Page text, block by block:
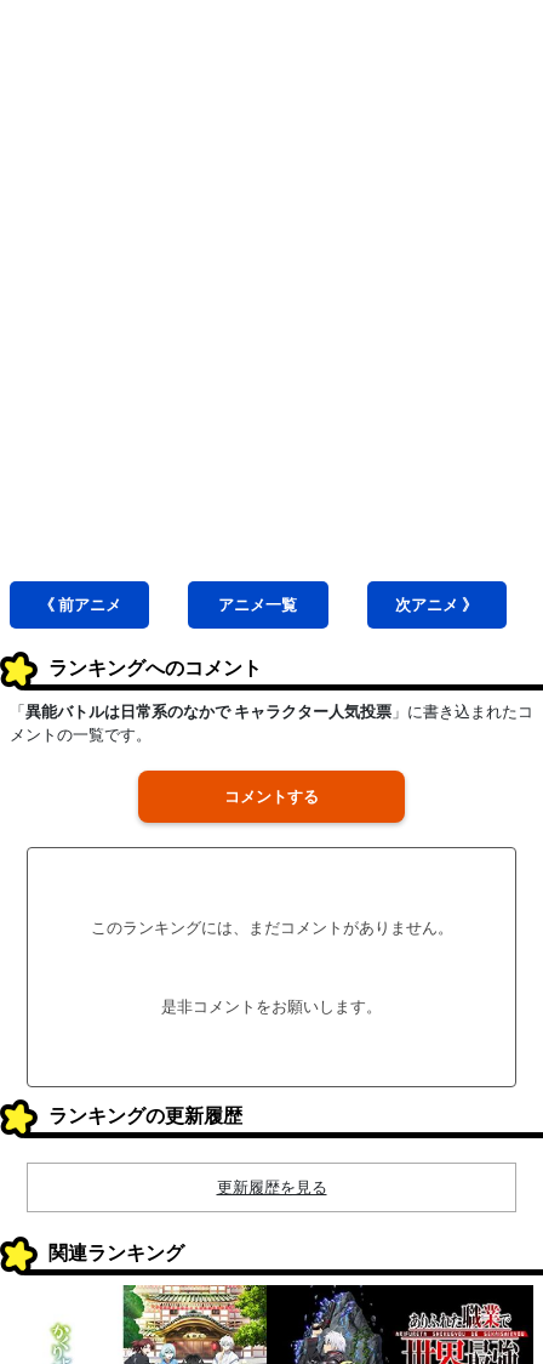
《 前アニメ アニメ一覧 次アニメ 》
ランキングへのコメント
「 異能バトルは日常系のなかで キャラクター人気投票 」に書き込まれたコ
メントの一覧です。
コメントする
このランキングには、まだコメントがありません。
是非コメントをお願いします。
ランキングの更新履歴
更新履歴を見る
関連ランキング